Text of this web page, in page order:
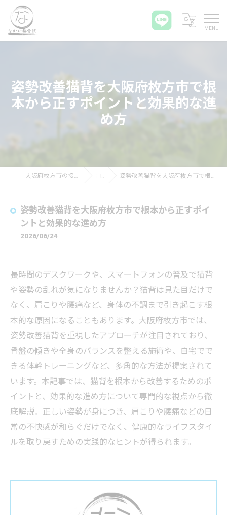
姿勢改善猫背を大阪府枚方市で根
本から正すポイントと効果的な進
め方
大阪府枚方市の接骨院ならなかい接骨院 コラム 姿勢改善猫背を大阪府枚方市で根本から正すポイントと効果的な進め方
姿勢改善猫背を大阪府枚方市で根本から正すポイ
ントと効果的な進め方
2026/06/24
長時間のデスクワークや、スマートフォンの普及で猫背
や姿勢の乱れが気になりませんか？猫背は見た目だけで
なく、肩こりや腰痛など、身体の不調まで引き起こす根
本的な原因になることもあります。大阪府枚方市では、
姿勢改善猫背を重視したアプローチが注目されており、
骨盤の傾きや全身のバランスを整える施術や、自宅でで
きる体幹トレーニングなど、多角的な方法が提案されて
います。本記事では、猫背を根本から改善するためのポ
イントと、効果的な進め方について専門的な視点から徹
底解説。正しい姿勢が身につき、肩こりや腰痛などの日
常の不快感が和らぐだけでなく、健康的なライフスタイ
ルを取り戻すための実践的なヒントが得られます。